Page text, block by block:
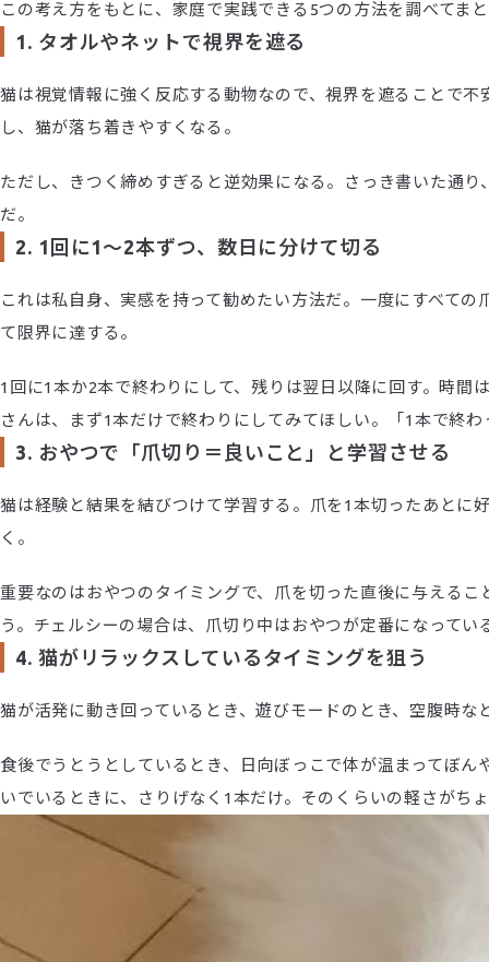
この考え方をもとに、家庭で実践できる5つの方法を調べてま
1. タオルやネットで視界を遮る
猫は視覚情報に強く反応する動物なので、視界を遮ることで
し、猫が落ち着きやすくなる。
ただし、きつく締めすぎると逆効果になる。さっき書いた通
だ。
2. 1回に1〜2本ずつ、数日に分けて切る
これは私自身、実感を持って勧めたい方法だ。一度にすべて
て限界に達する。
1回に1本か2本で終わりにして、残りは翌日以降に回す。時
さんは、まず1本だけで終わりにしてみてほしい。「1本で終
3. おやつで「爪切り＝良いこと」と学習させる
猫は経験と結果を結びつけて学習する。爪を1本切ったあとに
く。
重要なのはおやつのタイミングで、爪を切った直後に与える
う。チェルシーの場合は、爪切り中はおやつが定番になってい
4. 猫がリラックスしているタイミングを狙う
猫が活発に動き回っているとき、遊びモードのとき、空腹時
食後でうとうとしているとき、日向ぼっこで体が温まってぼ
いでいるときに、さりげなく1本だけ。そのくらいの軽さがち